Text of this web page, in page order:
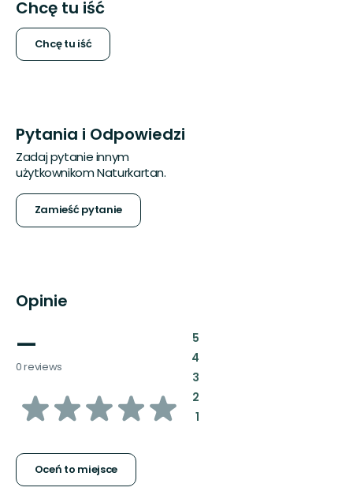
Chcę tu iść
Chcę tu iść
Pytania i Odpowiedzi
Zadaj pytanie innym
użytkownikom Naturkartan.
Zamieść pytanie
Opinie
—
0 reviews
z
gwiazdek
Oceń to miejsce
5:
4:
3:
2:
1: